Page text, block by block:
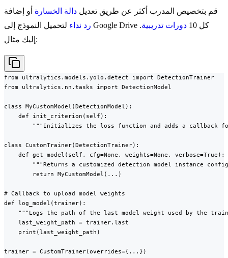
قم بتخصيص المدرب أكثر عن طريق تعديل دالة الخسارة أو إضافة
رد نداء
لتحميل النموذج إلى Google Drive كل 10 دورات تدريبية.
إليك مثال:
from ultralytics.models.yolo.detect import DetectionTrainer
from ultralytics.nn.tasks import DetectionModel
class MyCustomModel(DetectionModel):
    def init_criterion(self):
"""Initializes the loss function and adds a callback
class CustomTrainer(DetectionTrainer):
    def get_model(self, cfg=None, weights=None, verbose=True):
"""Returns a customized detection model instance
        return MyCustomModel(...)
# Callback to upload model weights
def log_model(trainer):
"""Logs the path of the last model weight used by the
    last_weight_path = trainer.last
    print(last_weight_path)
trainer = CustomTrainer(overrides={...})